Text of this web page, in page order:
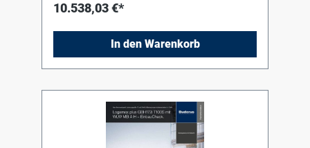
aus: Außeneinheit WLW-10 MB A H:
nächstem Level mit doppelt entkoppeltem
Kältekreis in schallgedämmter Kältekreisbox
und integriertem Schalldiffusor Kältekreis mit
Umweltfreundliches und natürliches Kältemittel
R290 (Propan) Integrierte
Kondensatwannenheizung Tragehilfe im
10.538,03 €*
In den Warenkorb